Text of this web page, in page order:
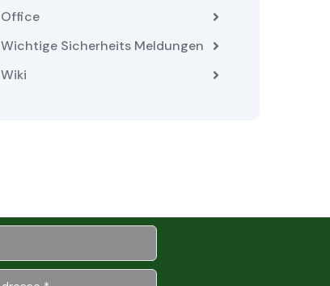
Office
Wichtige Sicherheits Meldungen
Wiki